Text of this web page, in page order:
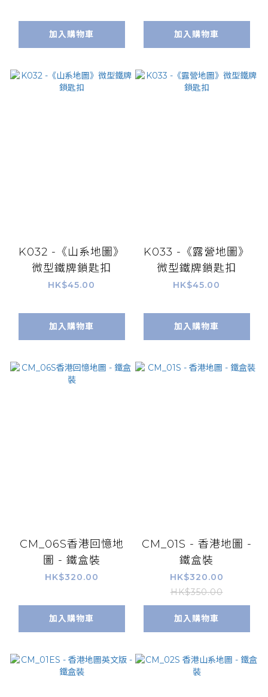
加入購物車 加入購物車
K032 -《山系地圖》
微型鐵牌鎖匙扣
HK$45.00
加入購物車
K033 -《露營地圖》
微型鐵牌鎖匙扣
HK$45.00
加入購物車
CM_06S香港回憶地
圖 - 鐵盒裝
HK$320.00
加入購物車
CM_01S - 香港地圖 -
鐵盒裝
HK$320.00
HK$350.00
加入購物車